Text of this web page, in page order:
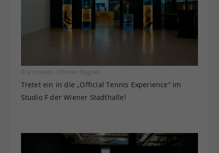
© e|motion / Florian Rogner
Tretet ein in die „Official Tennis Experience“ im
Studio F der Wiener Stadthalle!